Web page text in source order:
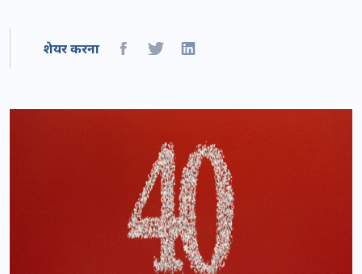
शेयर करना